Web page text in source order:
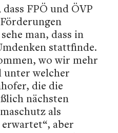
FPÖ und ÖVP
man, dass in
stattfinde.
wo wir mehr
unter welcher
die die
nächsten
als
erwartet“, aber